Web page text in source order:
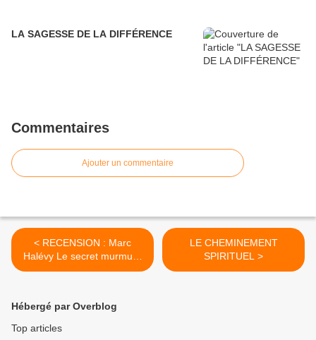
LA SAGESSE DE LA DIFFÉRENCE
Commentaires
Ajouter un commentaire
< RECENSION : Marc
Halévy Le secret murmuré
de Dieu – La voie de la
LE CHEMINEMENT
SPIRITUEL >
Hébergé par Overblog
Top articles